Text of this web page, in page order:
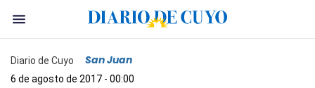
Diario de Cuyo San Juan
6 de agosto de 2017 - 00:00